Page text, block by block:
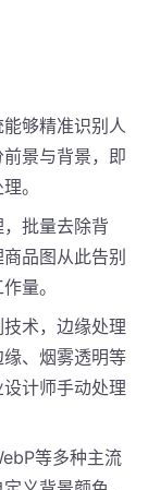
够精准识别人
景与背景，即
。
批量去除背
品图从此告别
量。
术，边缘处理
、烟雾透明等
计师手动处理
等多种主流